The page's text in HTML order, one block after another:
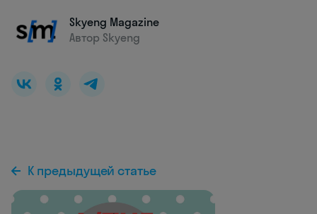
Skyeng Magazine
Автор Skyeng
К предыдущей статье